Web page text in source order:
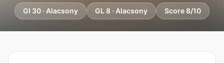
GI 30 · Alacsony GL 8 · Alacsony Score 8/10